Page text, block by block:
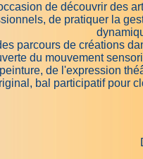
de découvrir des
de pratiquer la
parcours de créations
du mouvement
de l'expression
bal participatif pour